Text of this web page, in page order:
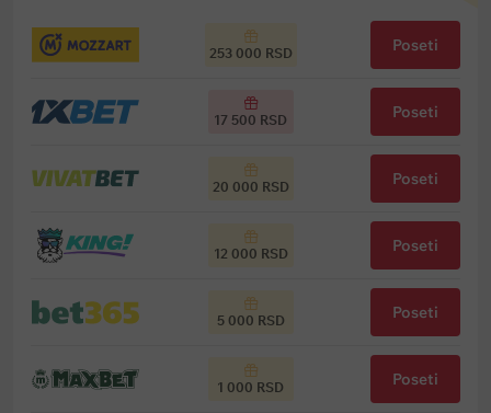
253 000 RSD Poseti
17 500 RSD Poseti
20 000 RSD Poseti
12 000 RSD Poseti
5 000 RSD Poseti
1 000 RSD Poseti